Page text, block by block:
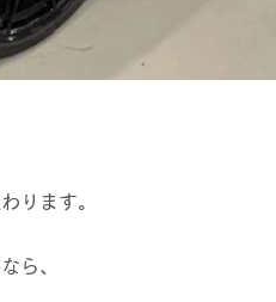
ります。
ら、